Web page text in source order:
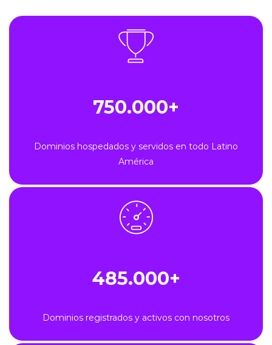
750.000+
Dominios hospedados y servidos en todo Latino
América
485.000+
Dominios registrados y activos con nosotros